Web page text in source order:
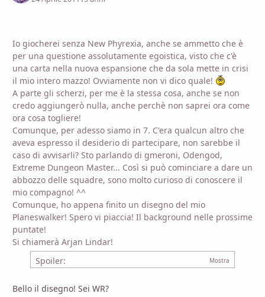
Io giocherei senza New Phyrexia, anche se ammetto che è
per una questione assolutamente egoistica, visto che c'è
una carta nella nuova espansione che da sola mette in crisi
il mio intero mazzo! Ovviamente non vi dico quale!
A parte gli scherzi, per me è la stessa cosa, anche se non
credo aggiungerò nulla, anche perchè non saprei ora come
ora cosa togliere!
Comunque, per adesso siamo in 7. C'era qualcun altro che
aveva espresso il desiderio di partecipare, non sarebbe il
caso di avvisarli? Sto parlando di gmeroni, Odengod,
Extreme Dungeon Master... Così si può cominciare a dare un
abbozzo delle squadre, sono molto curioso di conoscere il
mio compagno! ^^
Comunque, ho appena finito un disegno del mio
Planeswalker! Spero vi piaccia! Il background nelle prossime
puntate!
Si chiamerà Arjan Lindar!
Spoiler:
Bello il disegno! Sei WR?